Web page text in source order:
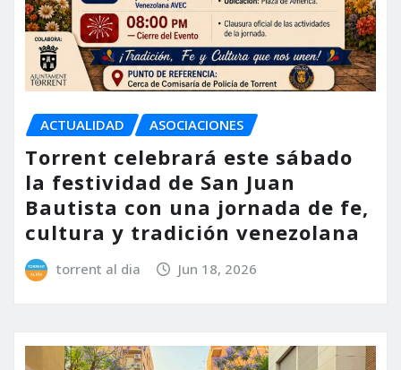
ACTUALIDAD ASOCIACIONES
Torrent celebrará este sábado
la festividad de San Juan
Bautista con una jornada de fe,
cultura y tradición venezolana
torrent al dia Jun 18, 2026